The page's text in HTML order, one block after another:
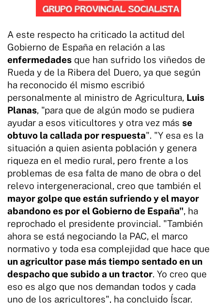
A este respecto ha criticado la actitud del
Gobierno de España en relación a las
enfermedades que han sufrido los viñedos de
Rueda y de la Ribera del Duero, ya que según
ha reconocido él mismo escribió
personalmente al ministro de Agricultura, Luis
Planas, "para que de algún modo se pudiera
ayudar a esos viticultores y otra vez más se
obtuvo la callada por respuesta". "Y esa es la
situación a quien asienta población y genera
riqueza en el medio rural, pero frente a los
problemas de esa falta de mano de obra o del
relevo intergeneracional, creo que también el
mayor golpe que están sufriendo y el mayor
abandono es por el Gobierno de España", ha
reprochado el presidente provincial. "También
ahora se está negociando la PAC, el marco
normativo y toda esa complejidad que hace que
un agricultor pase más tiempo sentado en un
despacho que subido a un tractor. Yo creo que
eso es algo que nos demandan todos y cada
uno de los agricultores", ha concluido Íscar.